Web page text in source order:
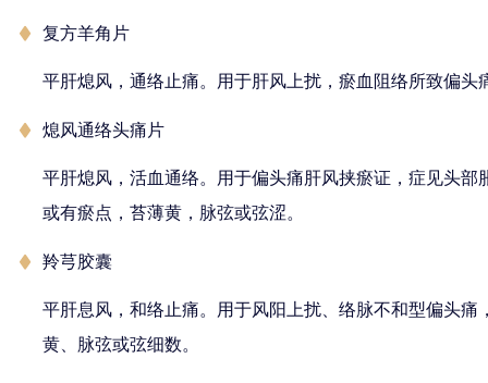
复方羊角片
平肝熄风，通络止痛。用于肝风上扰，瘀血阻络所致偏头
熄风通络头痛片
平肝熄风，活血通络。用于偏头痛肝风挟瘀证，症见头
或有瘀点，苔薄黄，脉弦或弦涩。
羚芎胶囊
平肝息风，和络止痛。用于风阳上扰、络脉不和型偏头
黄、脉弦或弦细数。